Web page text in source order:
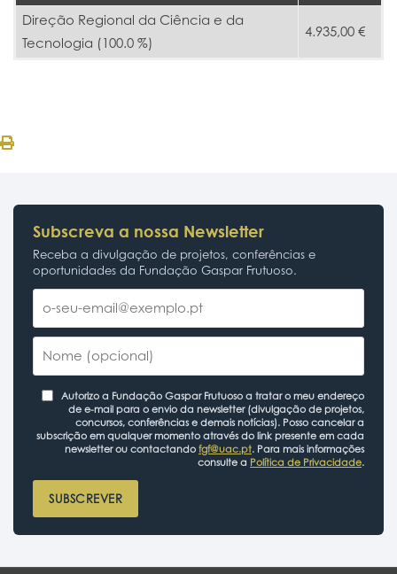
Direção Regional da Ciência e da
Tecnologia (100.0 %)
4.935,00 €
Subscreva a nossa Newsletter
Receba a divulgação de projetos, conferências e
oportunidades da Fundação Gaspar Frutuoso.
Autorizo a Fundação Gaspar Frutuoso a tratar o meu endereço
de e-mail para o envio da newsletter (divulgação de projetos,
concursos, conferências e demais notícias). Posso cancelar a
subscrição em qualquer momento através do link presente em cada
newsletter ou contactando fgf@uac.pt. Para mais informações
consulte a Política de Privacidade.
SUBSCREVER